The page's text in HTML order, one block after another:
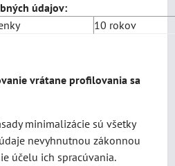
údajov:
10 rokov
vrátane profilovania sa
minimalizácie sú všetky
nevyhnutnou zákonnou
účelu ich spracúvania.